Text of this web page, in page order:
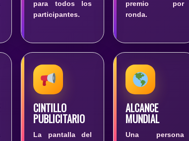
para todos los
participantes.
premio por
ronda.
CINTILLO
PUBLICITARIO
La pantalla del
ALCANCE
MUNDIAL
Una persona